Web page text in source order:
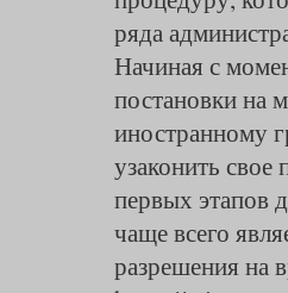
ряда
Начиная с
постановки на
иностранному
узаконить
первых этапов
чаще всего
разрешения на